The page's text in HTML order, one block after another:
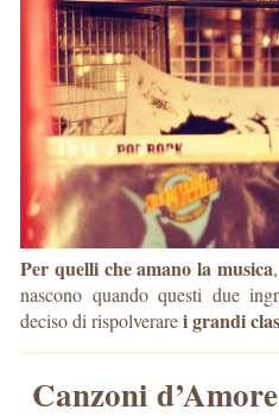
Per quelli che amano la musica
nascono quando questi due
deciso di rispolverarei grandi
Canzoni